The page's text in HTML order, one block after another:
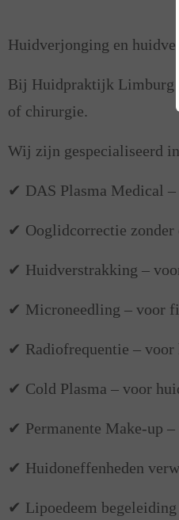
Huidverjonging en
Bij Huidpraktijk Limburg
of chirurgie.
Wij zijn gespecialiseerd
✔ DAS Plasma Medical
✔ Ooglidcorrectie zonder
✔ Huidverstrakking –
✔ Microneedling – voor
✔ Radiofrequentie –
✔ Cold Plasma – voor
✔ Permanente Make-up
✔ Huidoneffenheden
✔ Lipoedeem